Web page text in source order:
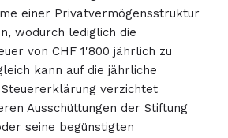
einer Privatvermögensstruktur
wodurch lediglich die
von CHF 1'800 jährlich zu
kann auf die jährliche
Steuererklärung verzichtet
Ausschüttungen der Stiftung
seine begünstigten